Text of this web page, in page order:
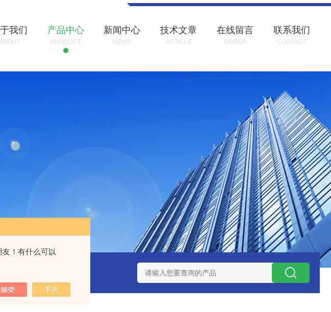
！有什么可以
我们 产品中心
PRODUCT
新闻中心
NEWS
技术文章
ARTICLE
在线留言
ORDER
联系我们
CONTACT
15 MMK150S-5150W系列开关电源MMK150S-24 MMK150S-12 MMK320S-12